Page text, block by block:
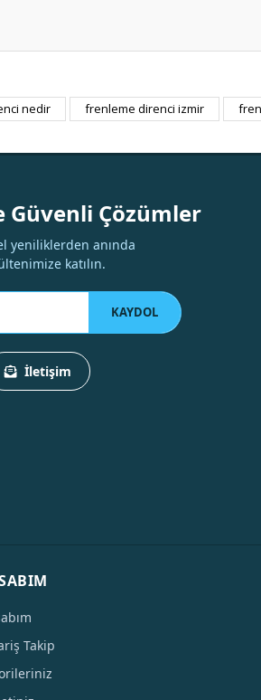
siz yapın!
nedir frenleme direnci izmir
Çözümler
yeniliklerden anında
katılın.
KAYDOL
İletişim
Takip